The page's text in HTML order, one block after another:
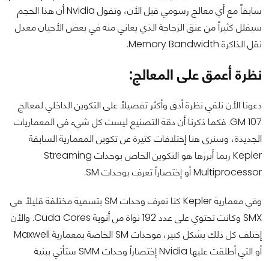
سابقاً مع أي معالج رسومي قبل الأن، وتقول Nvidia أن هذا الحجم
سيقلل كثيراً من عنق الزجاجة الذي يعاني منه في بعض الأحيان معدل
نقل الذاكرة Memory Bandwidth.
نظرة أعمق على المعالج:
دعونا الأن نلقي نظرة أدق وأكثر تفصيلاً على التكوين الداخلي لمعالج
GM 107. فكما ذكرنا أن دقة التصنيع ليست كل شيء في المعماريات
الجديدة، وسنرى هنا إختلافات كثيرة عن تكوين المعمارية السابقة
Kepler ربما أبرزها هو التكوين الخاص بوحدات Streaming
Multiprocessor أو إختصاراً تعرف بوحدات SM.
وفي معمارية Kepler كنا نعرف وحدات SM بتسمية مختلفة قليلاً هي
SMX وكانت تحتوي على عدد 192 نواة من أنوية Cuda Cores. والأن
إختلف كل ذلك بشكل كبير، فوحدات SM الخاصة بمعمارية Maxwell
أو التي أطلقت عليها Nvidia إختصاراً وحدات SMM ستأتي ببنية